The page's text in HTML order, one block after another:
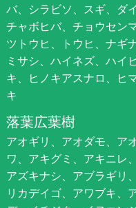
バ、シラビソ、スギ、ダ
チャボヒバ、チョウセン
ツトウヒ、トウヒ、ナギ
ミサシ、ハイネズ、ハイ
キ、ヒノキアスナロ、ヒ
キ
落葉広葉樹
アオギリ、アオダモ、ア
ワ、アキグミ、アキニレ
アズキナシ、アブラギリ
リカデイゴ、アワブキ、